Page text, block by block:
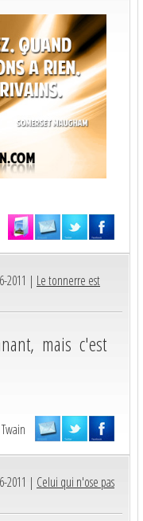
2011 | Le tonnerre est
mais c'est
2011 | Celui qui n'ose pas